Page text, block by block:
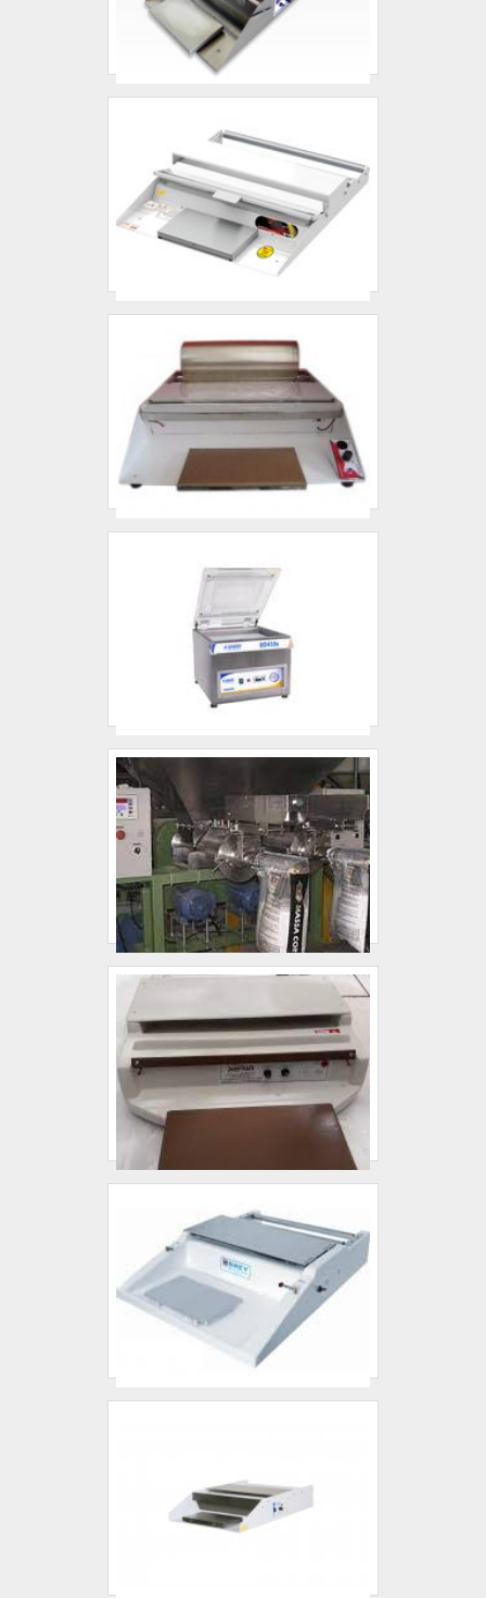
atividades; Sala de treinamento com
materiais sofisticados; Equipamentos de
última geração.A MAIOR REFERÊNCIA
estão à disposição quando se procura
soluções para reparo de válvula
termostática para compressor parafuso. É
sempre a opção mais confiável,
disponibilizando itens como boia
automática e kit válvula admissão.Isso se
e em uma empresa inovadora, padrões
possíveis por contar com escritório de alta
qualidade onde são realizadas as
atividades e equipamentos de última
geração. Esses fatores, somados a um time
com equipe multidisciplinar de consultores
excelência para toda a carteira de clientes.